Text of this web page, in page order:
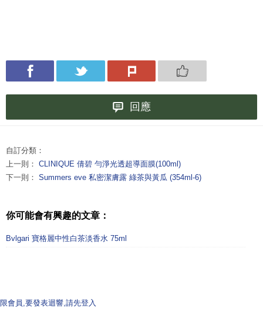
回應
自訂分類：
上一則： CLINIQUE 倩碧 勻淨光透超導面膜(100ml)
下一則： Summers eve 私密潔膚露 綠茶與黃瓜 (354ml-6)
你可能會有興趣的文章：
Bvlgari 寶格麗中性白茶淡香水 75ml
限會員,要發表迴響,請先登入